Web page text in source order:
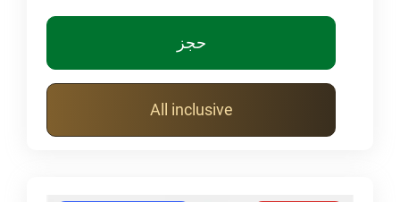
حجز
All inclusive